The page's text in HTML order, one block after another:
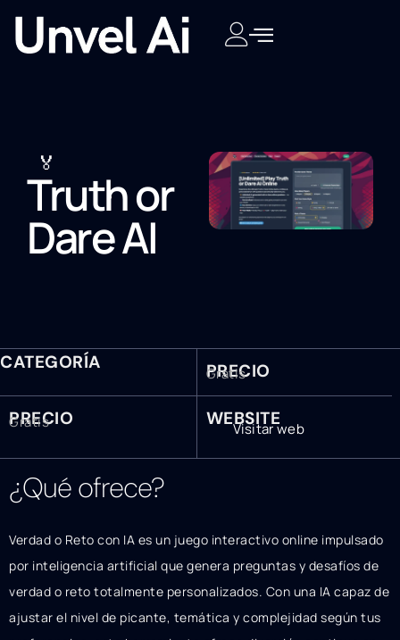
🏅
Truth or
Dare AI
CATEGORÍA PRECIO
Gratis
PRECIO
Gratis WEBSITE
Visitar web
¿Qué ofrece?
Verdad o Reto con IA es un juego interactivo online impulsado
por inteligencia artificial que genera preguntas y desafíos de
verdad o reto totalmente personalizados. Con una IA capaz de
ajustar el nivel de picante, temática y complejidad según tus